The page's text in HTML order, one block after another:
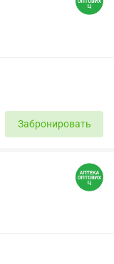
Забронировать